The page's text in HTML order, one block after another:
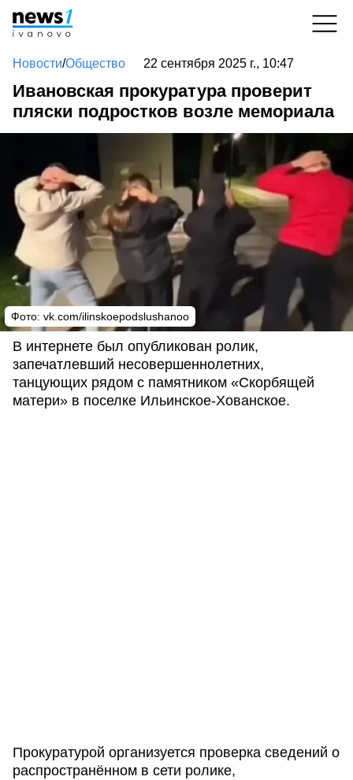
Новости/Общество 22 сентября 2025 г., 10:47
Ивановская прокуратура проверит
пляски подростков возле мемориала
Фото: vk.com/ilinskoepodslushanoo
В интернете был опубликован ролик,
запечатлевший несовершеннолетних,
танцующих рядом с памятником «Скорбящей
матери» в поселке Ильинское-Хованское.
Прокуратурой организуется проверка сведений о
распространённом в сети ролике,